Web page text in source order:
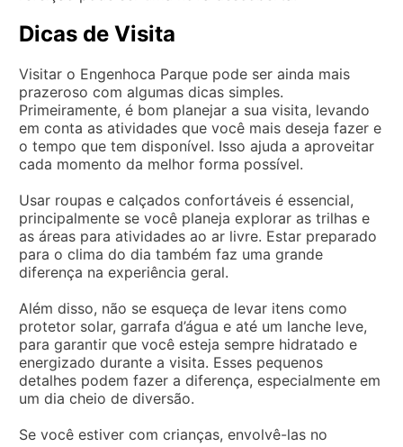
Dicas de Visita
Visitar o Engenhoca Parque pode ser ainda mais
prazeroso com algumas dicas simples.
Primeiramente, é bom planejar a sua visita, levando
em conta as atividades que você mais deseja fazer e
o tempo que tem disponível. Isso ajuda a aproveitar
cada momento da melhor forma possível.
Usar roupas e calçados confortáveis é essencial,
principalmente se você planeja explorar as trilhas e
as áreas para atividades ao ar livre. Estar preparado
para o clima do dia também faz uma grande
diferença na experiência geral.
Além disso, não se esqueça de levar itens como
protetor solar, garrafa d’água e até um lanche leve,
para garantir que você esteja sempre hidratado e
energizado durante a visita. Esses pequenos
detalhes podem fazer a diferença, especialmente em
um dia cheio de diversão.
Se você estiver com crianças, envolvê-las no